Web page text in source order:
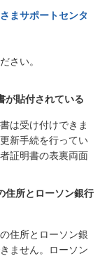
まサポートセンタ
さい。
が貼付されている
は受け付けできま
新手続を行ってい
証明書の表裏両面
住所とローソン銀行
住所とローソン銀
ません。ローソン